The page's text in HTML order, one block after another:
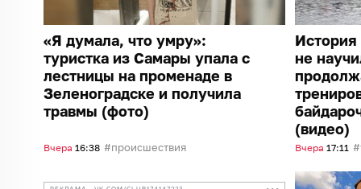
«Я думала, что умру»:
туристка из Самары упала с
лестницы на променаде в
Зеленоградске и получила
травмы (фото)
Вчера 16:38 происшествия
не
(видео)
Вчера 17:11